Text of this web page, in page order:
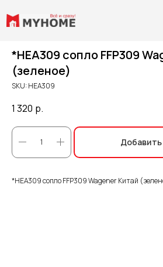
*HEA309 сопло FFP309
(зеленое)
SKU:HEA309
1 320 р.
Добавить
*HEA309 сопло FFP309 Wagener Китай